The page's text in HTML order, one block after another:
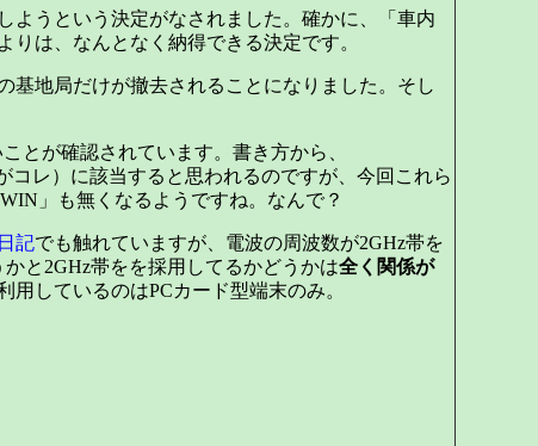
ようという決定がなされました。確かに、「車内
は、なんとなく納得できる決定です。
基地局だけが撤去されることになりました。そし
とが確認されています。書き方から、
コレ）に該当すると思われるのですが、今回これら
」も無くなるようですね。なんで？
記でも触れていますが、電波の周波数が2GHz帯を
と2GHz帯をを採用してるかどうかは全く関係が
用しているのはPCカード型端末のみ。